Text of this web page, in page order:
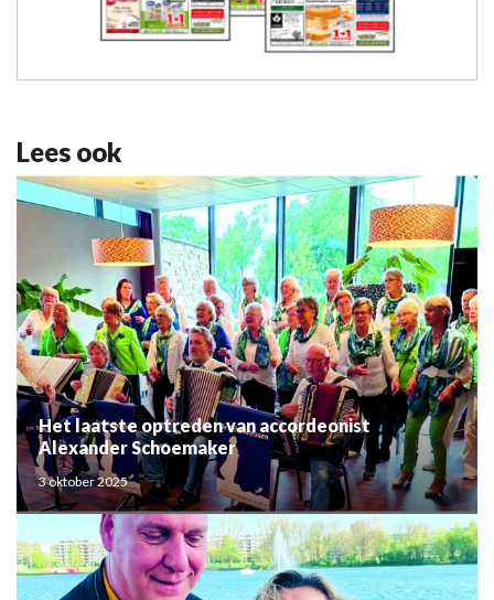
Lees ook
Het laatste optreden van accordeonist
Alexander Schoemaker
3 oktober 2025